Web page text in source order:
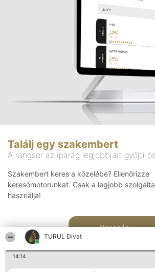
TURUL Divat
14:14
Találj egy szakembert
A rangsor az iparág legjobbjait gyűjti
Szakembert keres a közelébe? Ellenőrizze
keresőmotorunkat. Csak a legjobb
használja!
Keresés